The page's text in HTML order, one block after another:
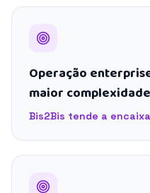
Operação
maior complexidade
Bis2Bis tende a